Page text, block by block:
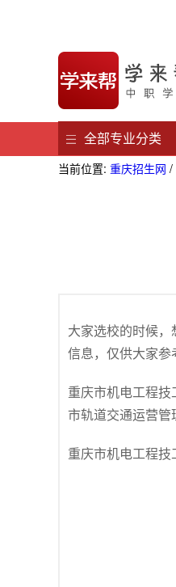
全部专业分类
当前位置: 重庆招生网 /
大家选校的时候
信息，仅供大家参
重庆市机电工程
市轨道交通运营
重庆市机电工程